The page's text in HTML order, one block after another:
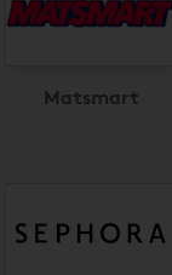
Matsmart